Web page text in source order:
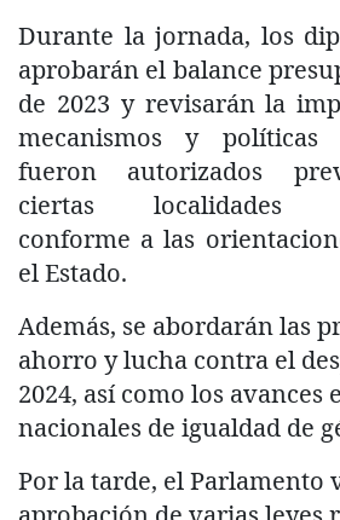
Durante la jornada, los
aprobarán el balance
de 2023 y revisarán la
mecanismos y políticas
fueron autorizados
ciertas localidades
conforme a las
el Estado.
Además, se abordarán las
ahorro y lucha contra el
2024, así como los avances
nacionales de igualdad de
Por la tarde, el Parlamento